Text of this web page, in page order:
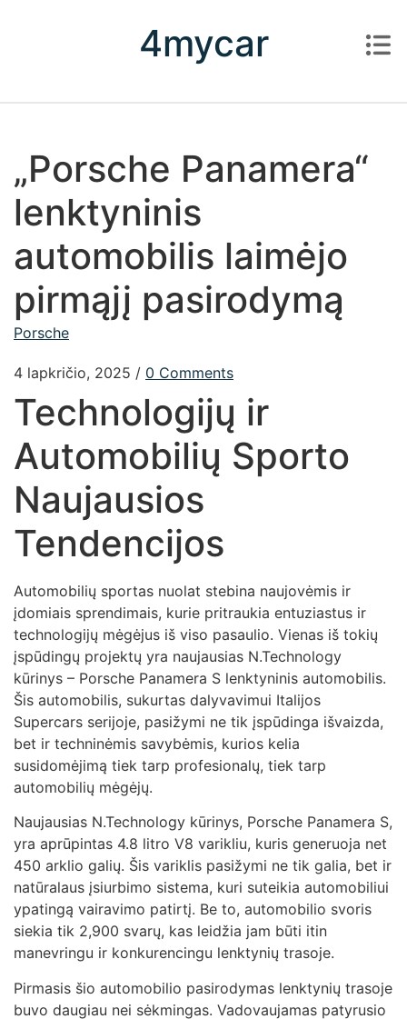
4mycar
„Porsche Panamera“
lenktyninis
automobilis laimėjo
pirmąjį pasirodymą
Porsche
4 lapkričio, 2025 / 0 Comments
Technologijų ir
Automobilių Sporto
Naujausios
Tendencijos
Automobilių sportas nuolat stebina naujovėmis ir
įdomiais sprendimais, kurie pritraukia entuziastus ir
technologijų mėgėjus iš viso pasaulio. Vienas iš tokių
įspūdingų projektų yra naujausias N.Technology
kūrinys – Porsche Panamera S lenktyninis automobilis.
Šis automobilis, sukurtas dalyvavimui Italijos
Supercars serijoje, pasižymi ne tik įspūdinga išvaizda,
bet ir techninėmis savybėmis, kurios kelia
susidomėjimą tiek tarp profesionalų, tiek tarp
automobilių mėgėjų.
Naujausias N.Technology kūrinys, Porsche Panamera S,
yra aprūpintas 4.8 litro V8 varikliu, kuris generuoja net
450 arklio galių. Šis variklis pasižymi ne tik galia, bet ir
natūralaus įsiurbimo sistema, kuri suteikia automobiliui
ypatingą vairavimo patirtį. Be to, automobilio svoris
siekia tik 2,900 svarų, kas leidžia jam būti itin
manevringu ir konkurencingu lenktynių trasoje.
Pirmasis šio automobilio pasirodymas lenktynių trasoje
buvo daugiau nei sėkmingas. Vadovaujamas patyrusio